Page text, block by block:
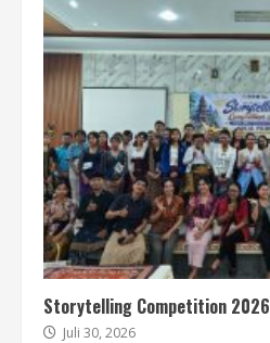
Storytelling Competition 2026
Juli 30, 2026